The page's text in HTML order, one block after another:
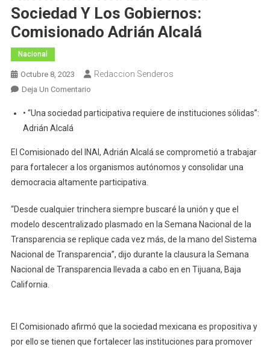
Sociedad Y Los Gobiernos:
Comisionado Adrián Alcalá
Nacional
Octubre 8, 2023 Redaccion Senderos
Deja Un ComentarioEn
Los
Robustece
A
La
Y
Los
Gobiernos:
Comisionado
Adrián
• “Una sociedad participativa requiere de instituciones sólidas”:
Adrián Alcalá
El Comisionado del INAI, Adrián Alcalá se comprometió a trabajar
para fortalecer a los organismos autónomos y consolidar una
democracia altamente participativa.
“Desde cualquier trinchera siempre buscaré la unión y que el
modelo descentralizado plasmado en la Semana Nacional de la
Transparencia se replique cada vez más, de la mano del Sistema
Nacional de Transparencia”, dijo durante la clausura la Semana
Nacional de Transparencia llevada a cabo en en Tijuana, Baja
California.
El Comisionado afirmó que la sociedad mexicana es propositiva y
por ello se tienen que fortalecer las instituciones para promover